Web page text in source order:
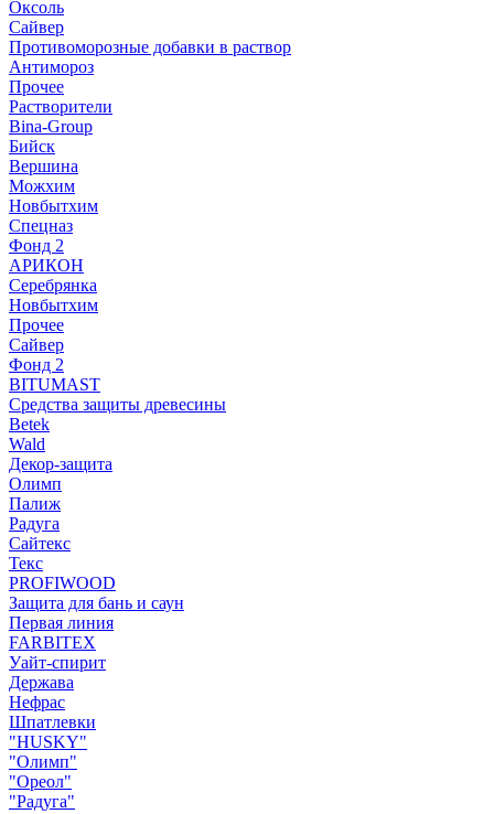
Оксоль
Сайвер
Противоморозные добавки в раствор
Антимороз
Прочее
Растворители
Bina-Group
Бийск
Вершина
Можхим
Новбытхим
Спецназ
Фонд 2
АРИКОН
Серебрянка
Новбытхим
Прочее
Сайвер
Фонд 2
BITUMAST
Средства защиты древесины
Betek
Wald
Декор-защита
Олимп
Палиж
Радуга
Сайтекс
Текс
PROFIWOOD
Защита для бань и саун
Первая линия
FARBITEX
Уайт-спирит
Держава
Нефрас
Шпатлевки
"HUSKY"
"Олимп"
"Ореол"
"Радуга"